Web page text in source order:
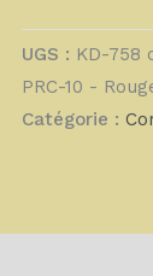
UGS : KD-758
PRC-10 -
Catégorie :